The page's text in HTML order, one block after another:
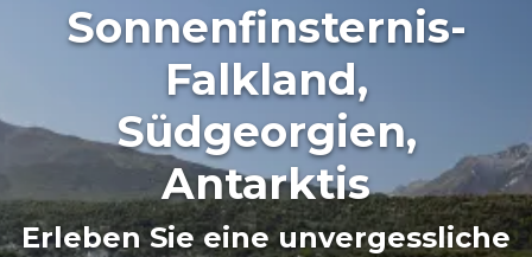
Sonnenfinsternis-
Falkland,
Südgeorgien,
Antarktis
Erleben Sie eine unvergessliche